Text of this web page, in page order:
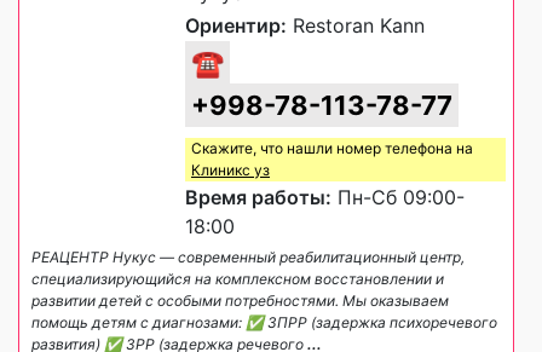
Ориентир: Restoran Kann
☎
+998-78-113-78-77
Скажите, что нашли номер телефона на
Клиникс уз
Время работы: Пн-Сб 09:00-
18:00
РЕАЦЕНТР Нукус — современный реабилитационный центр,
специализирующийся на комплексном восстановлении и
развитии детей с особыми потребностями. Мы оказываем
помощь детям с диагнозами: ✅ ЗПРР (задержка психоречевого
развития) ✅ ЗРР (задержка речевого ...